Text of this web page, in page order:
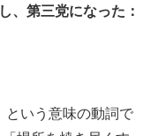
、第三党になった：
という意味の動詞で